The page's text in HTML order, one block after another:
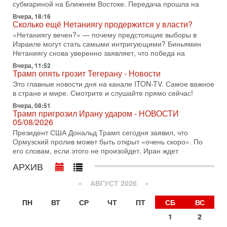
с каждым днем. Почему Трамп в самый последний момент
отменил решение о нанесении тяжелых ударов
30-07-2026, 16:54
Покупатель авиакомпании «Аркия» намерен
запретить полеты по субботам!
Вокруг возможной продажи авиакомпании «Аркия»
разгорается громкий конфликт.
30-07-2026, 08:16
Трамп готовит удар по Ирану - НОВОСТИ 30/07/2026
Президент США Дональд Трамп сегодня рассматривает
возможность масштабной военной операции против Ирана
после ракетной атаки на американскую базу в
29-07-2026, 18:28
Трамп взбешен атакой на базы! Иран играет с огнем.
Израиль меняет курс
дипломат, в прошлом - старший офицер военной разведки
Иран готовит наземное вторжение. Израиль
повышает готовность. Развязка все ближе!
В эфире телеканала ITON-TV Григорий Тамар, офицер
субмариной на Ближнем Востоке. Передача прошла на
Вчера, 18:16
Сколько ещё Нетаниягу продержится у власти?
«Нетаниягу вечен?» — почему предстоящие выборы в
Израиле могут стать самыми интригующими? Биньямин
Нетаниягу снова уверенно заявляет, что победа на
Вчера, 11:52
Трамп опять грозит Тегерану - Новости
Это главные новости дня на канале ITON-TV. Самое важное
в стране и мире. Смотрите и слушайте прямо сейчас!
Вчера, 08:51
Трамп пригрозил Ирану ударом - НОВОСТИ
05/08/2026
Президент США Дональд Трамп сегодня заявил, что
Ормузский пролив может быть открыт «очень скоро». По
его словам, если этого не произойдет, Иран ждет
АРХИВ
« АВГУСТ 2026 »
ПН
ВТ СР ЧТ ПТ СБ
ВС
1
2